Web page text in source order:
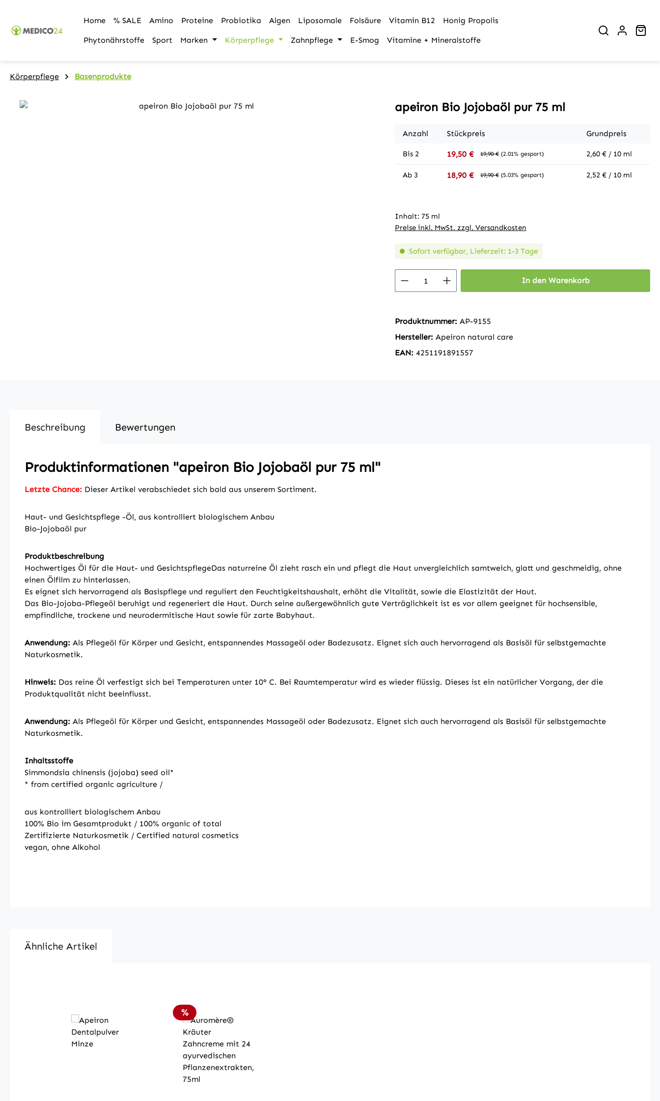
Home
% SALE Amino Proteine Probiotika Algen Liposomale Folsäure Vitamin B12 Honig Propolis
Phytonährstoffe Sport Marken Körperpflege Zahnpflege E-Smog Vitamine + Mineralstoffe
Körperpflege Basenprodukte
Bildergalerie überspringen apeiron Bio Jojobaöl pur 75 ml
Anzahl Stückpreis Grundpreis
Bis 2 19,50 € 19,90 € (2.01% gespart) 2,60 € / 10 ml
Ab 3 18,90 € 19,90 € (5.03% gespart) 2,52 € / 10 ml
Inhalt: 75 ml
Preise inkl. MwSt. zzgl. Versandkosten
Sofort verfügbar, Lieferzeit: 1-3 Tage
Produkt Anzahl: Gib den gewünschten Wert
In den Warenkorb
Produktnummer: AP-9155
Hersteller: Apeiron natural care
EAN: 4251191891557
Beschreibung Bewertungen
Produktinformationen "apeiron Bio Jojobaöl pur 75 ml"
Letzte Chance: Dieser Artikel verabschiedet sich bald aus unserem Sortiment.
Haut- und Gesichtspflege -Öl, aus kontrolliert biologischem Anbau
Bio-Jojobaöl pur
Produktbeschreibung
Hochwertiges Öl für die Haut- und GesichtspflegeDas naturreine Öl zieht rasch ein und pflegt die Haut unvergleichlich samtweich, glatt und geschmeidig, ohne
einen Ölfilm zu hinterlassen.
Es eignet sich hervorragend als Basispflege und reguliert den Feuchtigkeitshaushalt, erhöht die Vitalität, sowie die Elastizität der Haut.
Das Bio-Jojoba-Pflegeöl beruhigt und regeneriert die Haut. Durch seine außergewöhnlich gute Verträglichkeit ist es vor allem geeignet für hochsensible,
empfindliche, trockene und neurodermitische Haut sowie für zarte Babyhaut.
Anwendung: Als Pflegeöl für Körper und Gesicht, entspannendes Massageöl oder Badezusatz. Eignet sich auch hervorragend als Basisöl für selbstgemachte
Naturkosmetik.
Hinweis: Das reine Öl verfestigt sich bei Temperaturen unter 10° C. Bei Raumtemperatur wird es wieder flüssig. Dieses ist ein natürlicher Vorgang, der die
Produktqualität nicht beeinflusst.
Anwendung: Als Pflegeöl für Körper und Gesicht, entspannendes Massageöl oder Badezusatz. Eignet sich auch hervorragend als Basisöl für selbstgemachte
Naturkosmetik.
Inhaltsstoffe
Simmondsia chinensis (jojoba) seed oil*
* from certified organic agriculture /
aus kontrolliert biologischem Anbau
100% Bio im Gesamtprodukt / 100% organic of total
Zertifizierte Naturkosmetik / Certified natural cosmetics
vegan, ohne Alkohol
Ähnliche Artikel
Rabatt
%